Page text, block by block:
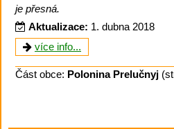
je přesná.
Aktualizace: 1. dubna 2018
více info...
Část obce: Polonina Prelučnyj